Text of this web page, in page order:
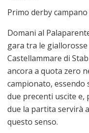
Primo derby campano
Domani al
gara tra le
Castellammare di
ancora a quota zero
campionato,
due precenti uscite e,
due la partita servirà
questo senso.